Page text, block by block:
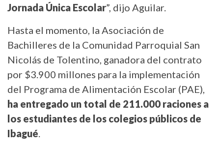
Jornada Única Escolar”, dijo Aguilar.
Hasta el momento, la Asociación de
Bachilleres de la Comunidad Parroquial San
Nicolás de Tolentino, ganadora del contrato
por $3.900 millones para la implementación
del Programa de Alimentación Escolar (PAE),
ha entregado un total de 211.000 raciones a
los estudiantes de los colegios públicos de
Ibagué.